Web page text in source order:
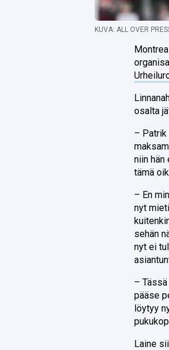
KUVA: ALL OVER
osalta
– Patrik
niin hän
tämä
– En
nyt
sehän
nyt ei
–
pääse
löytyy
Laine